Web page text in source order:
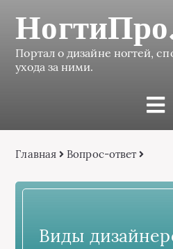
Портал о дизайне ногтей,
ухода за ними.
Главная Вопрос-ответ
Виды